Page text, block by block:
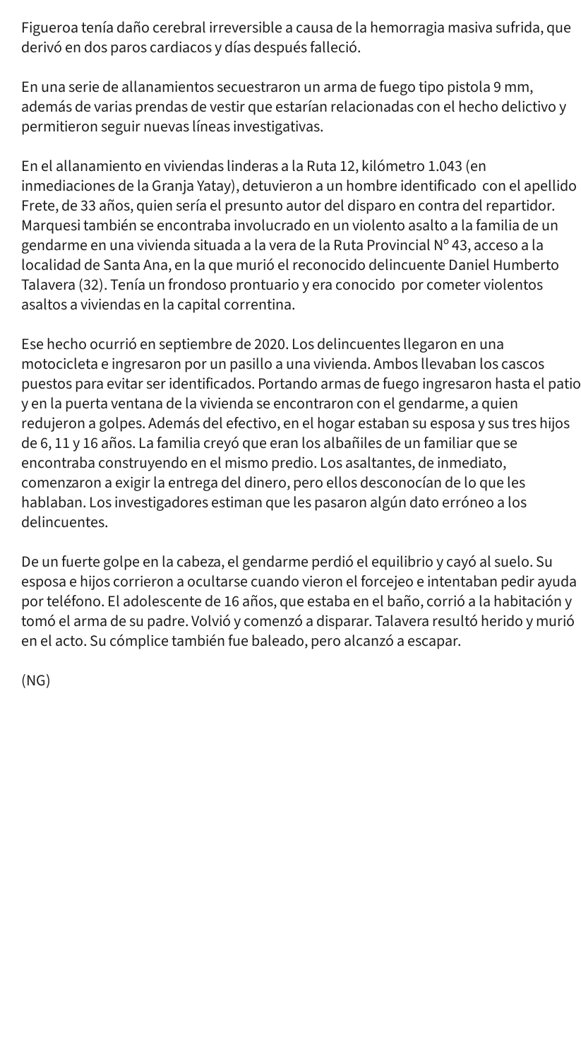
Figueroa tenía daño cerebral irreversible a causa de la hemorragia masiva sufrida, que
derivó en dos paros cardiacos y días después falleció.
En una serie de allanamientos secuestraron un arma de fuego tipo pistola 9 mm,
además de varias prendas de vestir que estarían relacionadas con el hecho delictivo y
permitieron seguir nuevas líneas investigativas.
En el allanamiento en viviendas linderas a la Ruta 12, kilómetro 1.043 (en
inmediaciones de la Granja Yatay), detuvieron a un hombre identificado con el apellido
Frete, de 33 años, quien sería el presunto autor del disparo en contra del repartidor.
Marquesi también se encontraba involucrado en un violento asalto a la familia de un
gendarme en una vivienda situada a la vera de la Ruta Provincial Nº 43, acceso a la
localidad de Santa Ana, en la que murió el reconocido delincuente Daniel Humberto
Talavera (32). Tenía un frondoso prontuario y era conocido por cometer violentos
asaltos a viviendas en la capital correntina.
Ese hecho ocurrió en septiembre de 2020. Los delincuentes llegaron en una
motocicleta e ingresaron por un pasillo a una vivienda. Ambos llevaban los cascos
puestos para evitar ser identificados. Portando armas de fuego ingresaron hasta el patio
y en la puerta ventana de la vivienda se encontraron con el gendarme, a quien
redujeron a golpes. Además del efectivo, en el hogar estaban su esposa y sus tres hijos
de 6, 11 y 16 años. La familia creyó que eran los albañiles de un familiar que se
encontraba construyendo en el mismo predio. Los asaltantes, de inmediato,
comenzaron a exigir la entrega del dinero, pero ellos desconocían de lo que les
hablaban. Los investigadores estiman que les pasaron algún dato erróneo a los
delincuentes.
De un fuerte golpe en la cabeza, el gendarme perdió el equilibrio y cayó al suelo. Su
esposa e hijos corrieron a ocultarse cuando vieron el forcejeo e intentaban pedir ayuda
por teléfono. El adolescente de 16 años, que estaba en el baño, corrió a la habitación y
tomó el arma de su padre. Volvió y comenzó a disparar. Talavera resultó herido y murió
en el acto. Su cómplice también fue baleado, pero alcanzó a escapar.
(NG)